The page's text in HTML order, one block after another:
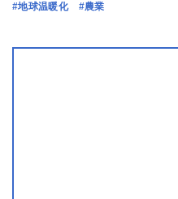
#地球温暖化
#農業